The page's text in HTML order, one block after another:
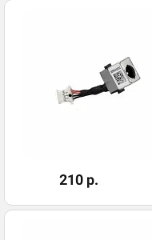
210 р.